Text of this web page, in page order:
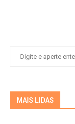
MAIS LIDAS